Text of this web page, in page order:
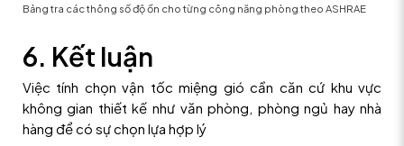
Bảng tra các thông số độ ồn cho từng công năng phòng theo ASHRAE
6. Kết luận
Việc tính chọn vận tốc miệng gió cần căn cứ khu vực
không gian thiết kế như văn phòng, phòng ngủ hay nhà
hàng để có sự chọn lựa hợp lý